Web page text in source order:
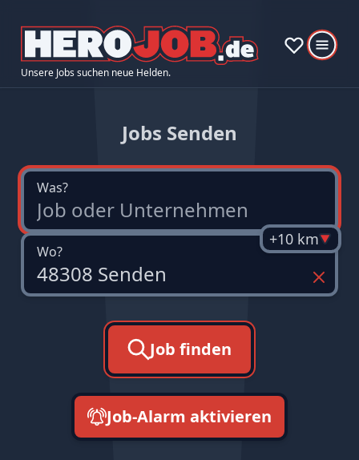
Unsere Jobs suchen neue Helden.
Jobs Senden
Was?
Wo?
+10 km
Job finden
Job-Alarm aktivieren